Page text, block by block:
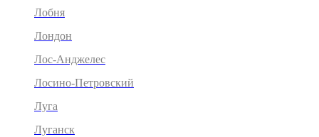
Лобня
Лондон
Лос-Анджелес
Лосино-Петровский
Луга
Луганск